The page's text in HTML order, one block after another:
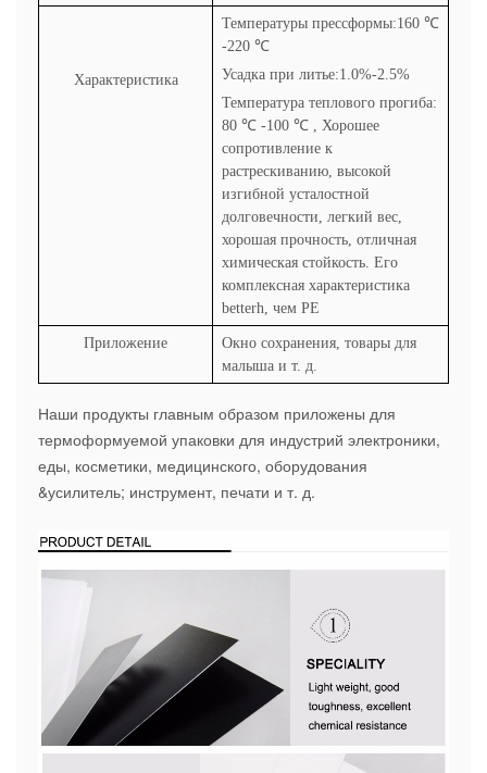
Характеристика
Температуры прессформы:160 ℃
-220 ℃
Усадка при литье:1.0%-2.5%
Температура теплового прогиба:
80 ℃ -100 ℃ , Хорошее
сопротивление к
растрескиванию, высокой
изгибной усталостной
долговечности, легкий вес,
хорошая прочность, отличная
химическая стойкость. Его
комплексная характеристика
betterh, чем PE
Приложение
Окно сохранения, товары для
малыша и т. д.
Наши продукты главным образом приложены для
термоформуемой упаковки для индустрий электроники,
еды, косметики, медицинского, оборудования
&усилитель; инструмент, печати и т. д.